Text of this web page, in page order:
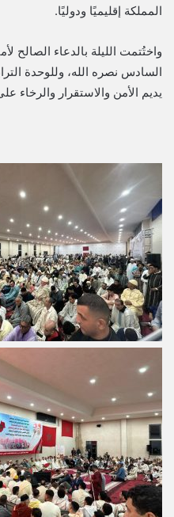
المملكة إقليميًا ودوليًا.
واختُتمت الليلة بالدعاء الصالح
السادس نصره الله، وللوحدة
يديم الأمن والاستقرار والرخاء